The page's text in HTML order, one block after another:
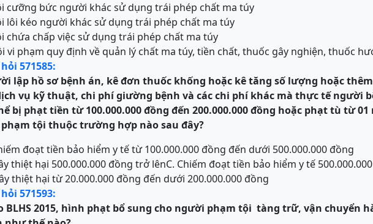
cưỡng bức người khác sử dụng trái phép chất ma túy
lôi kéo người khác sử dụng trái phép chất ma túy
chứa chấp việc sử dụng trái phép chất ma túy
vi phạm quy định về quản lý chất ma túy, tiền chất, thuốc gây nghiện, thuốc
571585:
lập hồ sơbệnh án, kê đơn thuốc khống hoặc kê tăng số lượng hoặc
vụ kỹ thuật, chi phí giường bệnh và các chi phí khác mà thực tế người
bị phạt tiền từ 100.000.000 đồng đến 200.000.000 đồng hoặc phạt tù từ 01
tội thuộc trường hợp nào sau đây?
đoạt tiền bảo hiểm y tế từ 100.000.000 đồng đến dưới 500.000.000 đồng
thiệt hại 500.000.000 đồng trở lênC. Chiếm đoạt tiền bảo hiểm y tế
thiệt hại từ 20.000.000 đồng đến dưới 200.000.000 đồng
571593:
BLHS 2015, hình phạt bổ sung cho người phạm tội tàng trữ, vận chuyển